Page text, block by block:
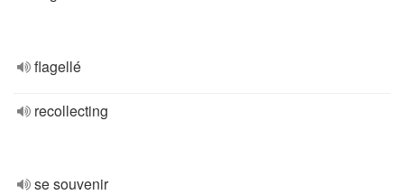
flagellé
recollecting
se souvenir